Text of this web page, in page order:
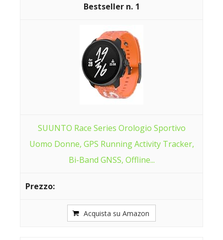
1
SUUNTO Race Series Orologio Sportivo
Uomo Donne, GPS Running Activity Tracker,
Bi-Band GNSS, Offline...
Acquista su Amazon